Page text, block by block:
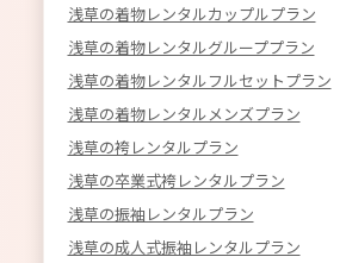
浅草の着物レンタルカップルプラン
浅草の着物レンタルグループプラン
浅草の着物レンタルフルセットプラン
浅草の着物レンタルメンズプラン
浅草の袴レンタルプラン
浅草の卒業式袴レンタルプラン
浅草の振袖レンタルプラン
浅草の成人式振袖レンタルプラン